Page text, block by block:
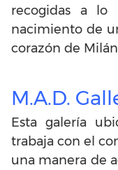
recogidas a
nacimiento de
corazón de
M.A.D.
Esta galería
trabaja con el
una manera de